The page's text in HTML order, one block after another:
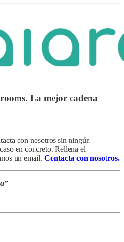
La mejor cadena
con nosotros sin ningún
en concreto. Rellena el
un email. Contacta con nosotros.